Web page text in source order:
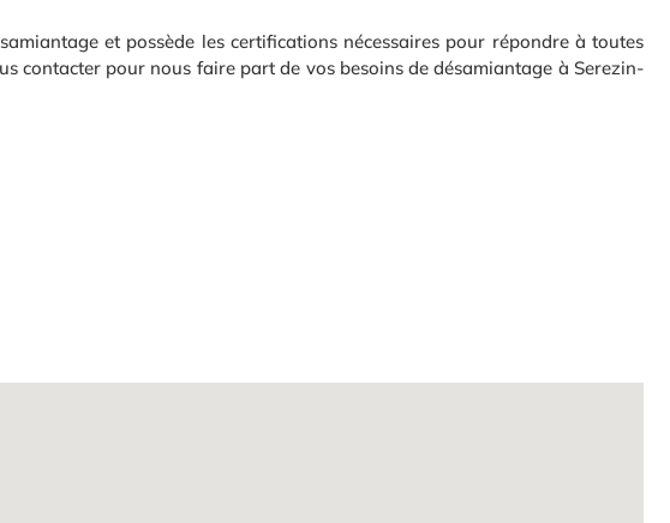
et possède les certifications nécessaires pour répondre à toutes
contacter pour nous faire part de vos besoins de désamiantage à Serezin-